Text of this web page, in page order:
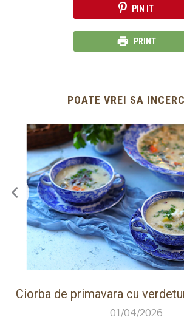
PIN IT
PRINT
POATE VREI SA
Paine de casa rapida la
care creste singura